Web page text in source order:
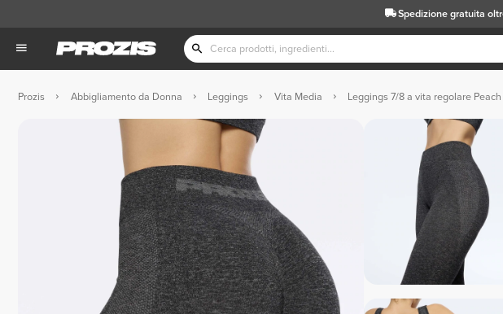
Spedizione gratuita
Prozis Abbigliamento da Donna Leggings Vita Media Leggings 7/8 a vita regolare